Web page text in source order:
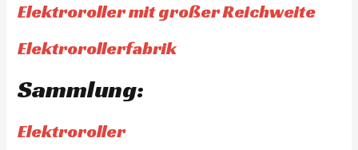
Elektroroller mit großer Reichweite
Elektrorollerfabrik
Sammlung:
Elektroroller